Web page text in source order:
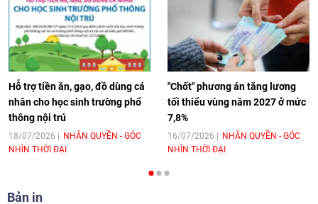
[Video] Âm nhạc flamenco gắn kết văn
hoá Việt Nam - Tây Ban Nha
11:10 17/06/2026
[Video] Trao tặng Kỷ niệm chương "Vì
hòa bình, hữu nghị giữa các dân tộc"
cho Đại sứ Hungary tại Việt Nam
Hỗ trợ tiền ăn, gạo, đồ dùng cá
nhân cho học sinh trường phổ
thông nội trú
18/07/2026
NHÂN QUYỀN - GÓC
NHÌN THỜI ĐẠI
"Chốt" phương án tăng lương
tối thiểu vùng năm 2027 ở mức
7,8%
16/07/2026
NHÂN QUYỀN - GÓC
NHÌN THỜI ĐẠI
Bản in